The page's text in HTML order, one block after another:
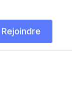
Rejoindre